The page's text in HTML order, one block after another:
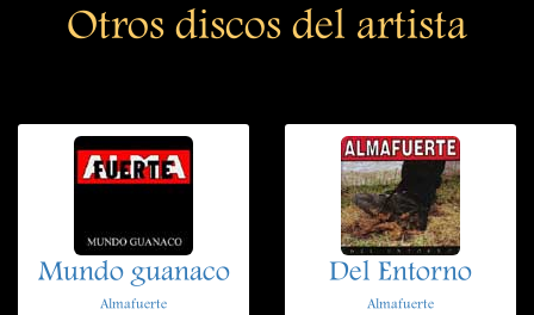
Otros discos del artista
Mundo guanaco
Almafuerte
Del Entorno
Almafuerte